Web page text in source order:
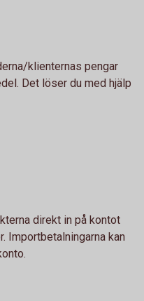
klienternas pengar
Det löser du med hjälp
direkt in på kontot
Importbetalningarna kan